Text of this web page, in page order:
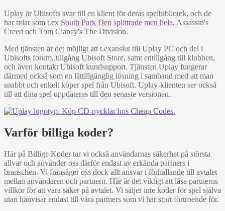
Uplay är Ubisofts svar till en klient för deras spelbibliotek, och de
har titlar som t.ex South Park Den splittrade men hela, Assassin's
Creed och Tom Clancy's The Division.
Med tjänsten är det möjligt att t.exanslut till Uplay PC och del i
Ubisofts forum, tillgång Ubisoft Store, samt entillgång till klubben,
och även kontakt Ubisoft kundsupport. Tjänsten Uplay fungerar
därmed också som en lättillgänglig lösning i samband med att man
snabbt och enkelt köper spel från Ubisoft. Uplay-klienten ser också
till att dina spel uppdateras till den senaste versionen.
Varför billiga koder?
Här på Billige Koder tar vi också användarnas säkerhet på största
allvar och använder oss därför endast av erkända partners i
branschen. Vi frånsäger oss dock allt ansvar i förhållande till avtalet
mellan användaren och partnern. Här är det viktigt att läsa partnerns
villkor för att vara säker på avtalet. Vi säljer inte koder för spel själva
utan hänvisar endast till våra partners som vi har stort förtroende för.